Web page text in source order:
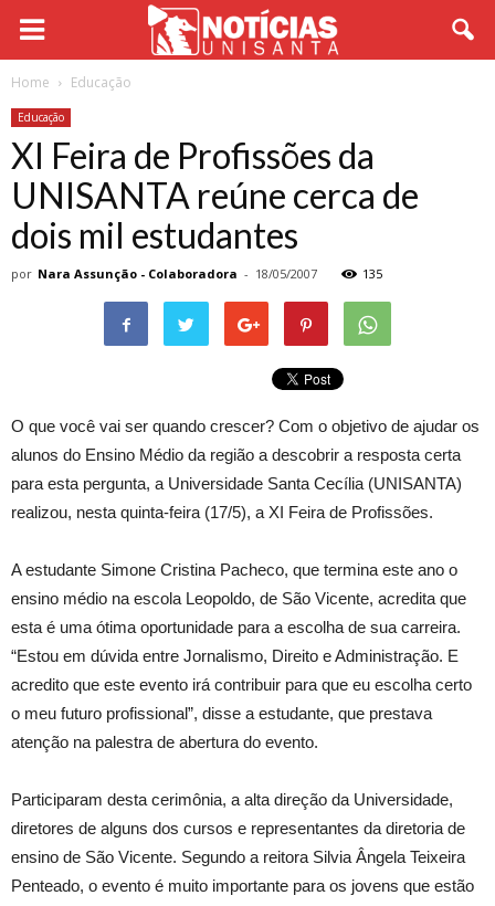
Home Educação
Educação
XI Feira de Profissões da
UNISANTA reúne cerca de
dois mil estudantes
por Nara Assunção - Colaboradora - 18/05/2007 135
O que você vai ser quando crescer? Com o objetivo de ajudar os
alunos do Ensino Médio da região a descobrir a resposta certa
para esta pergunta, a Universidade Santa Cecília (UNISANTA)
realizou, nesta quinta-feira (17/5), a XI Feira de Profissões.
A estudante Simone Cristina Pacheco, que termina este ano o
ensino médio na escola Leopoldo, de São Vicente, acredita que
esta é uma ótima oportunidade para a escolha de sua carreira.
“Estou em dúvida entre Jornalismo, Direito e Administração. E
acredito que este evento irá contribuir para que eu escolha certo
o meu futuro profissional”, disse a estudante, que prestava
atenção na palestra de abertura do evento.
Participaram desta cerimônia, a alta direção da Universidade,
diretores de alguns dos cursos e representantes da diretoria de
ensino de São Vicente. Segundo a reitora Silvia Ângela Teixeira
Penteado, o evento é muito importante para os jovens que estão